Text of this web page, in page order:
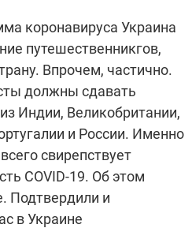
коронавируса Украина
путешественникгов,
Впрочем, частично.
должны сдавать
Индии, Великобритании,
и России. Именно
свирепствует
COVID-19. Об этом
Подтвердили и
в Украине